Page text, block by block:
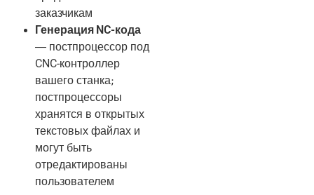
заказчикам
Генерация NC-кода
— постпроцессор под
CNC-контроллер
вашего станка;
постпроцессоры
хранятся в открытых
текстовых файлах и
могут быть
отредактированы
пользователем